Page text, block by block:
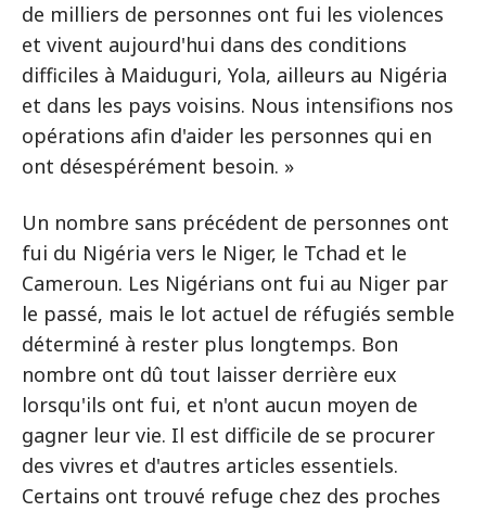
de milliers de personnes ont fui les violences
et vivent aujourd'hui dans des conditions
difficiles à Maiduguri, Yola, ailleurs au Nigéria
et dans les pays voisins. Nous intensifions nos
opérations afin d'aider les personnes qui en
ont désespérément besoin. »
Un nombre sans précédent de personnes ont
fui du Nigéria vers le Niger, le Tchad et le
Cameroun. Les Nigérians ont fui au Niger par
le passé, mais le lot actuel de réfugiés semble
déterminé à rester plus longtemps. Bon
nombre ont dû tout laisser derrière eux
lorsqu'ils ont fui, et n'ont aucun moyen de
gagner leur vie. Il est difficile de se procurer
des vivres et d'autres articles essentiels.
Certains ont trouvé refuge chez des proches